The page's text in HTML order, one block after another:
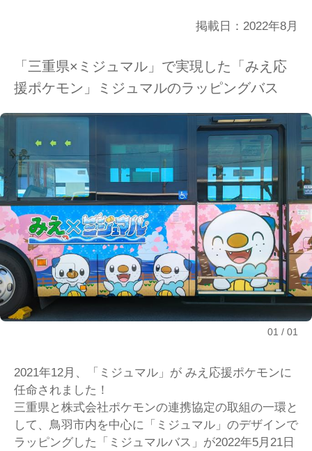
掲載日：2022年8月
「三重県×ミジュマル」で実現した「みえ応
援ポケモン」ミジュマルのラッピングバス
01 01
2021年12月、「ミジュマル」が みえ応援ポケモンに
任命されました！
三重県と株式会社ポケモンの連携協定の取組の一環と
して、鳥羽市内を中心に「ミジュマル」のデザインで
ラッピングした「ミジュマルバス」が2022年5月21日